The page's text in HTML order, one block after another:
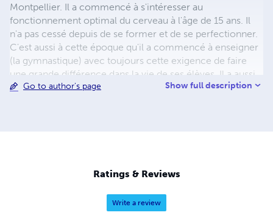
Montpellier. Il a commencé à s'intéresser au
fonctionnement optimal du cerveau à l'âge de 15 ans. Il
n'a pas cessé depuis de se former et de se perfectionner.
C'est aussi à cette époque qu'il a commencé à enseigner
(la gymnastique) avec toujours cette exigence de faire
une grande différence dans la vie de ses élèves. Il a aussi
suivi une formation universitaire d'enseignant puis de
communication non-violente, mindfulness ...etc. Il a ainsi
une compréhension profonde du fonctionnement
humain qu'il sait communiquer avec simplicité et ..
Go to author's page Show full description
Ratings & Reviews
Write a review